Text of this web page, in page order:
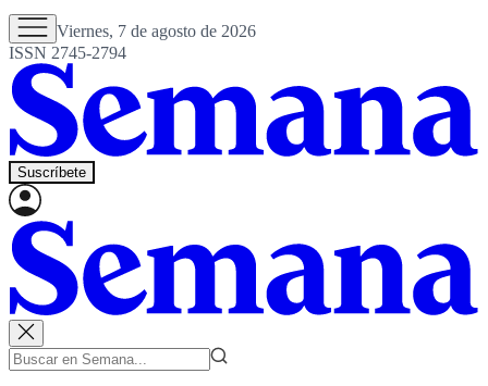
Viernes, 7 de agosto de 2026
ISSN 2745-2794
Suscríbete